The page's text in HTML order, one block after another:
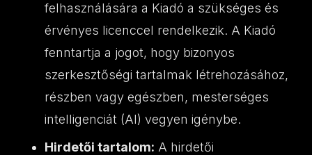
felhasználására a Kiadó a szükséges és
érvényes licenccel rendelkezik. A Kiadó
fenntartja a jogot, hogy bizonyos
szerkesztőségi tartalmak létrehozásához,
részben vagy egészben, mesterséges
intelligenciát (AI) vegyen igénybe.
Hirdetői tartalom: A hirdetői